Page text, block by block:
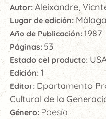
Autor: Aleixandre,
Lugar de edición: Málaga
Año de Publicación:1987
Páginas: 53
Estado del producto:
Edición: 1
Editor: Dpartamento
Cultural de la
Género: Poesía